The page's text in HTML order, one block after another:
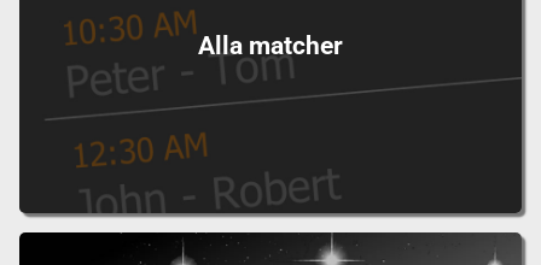
Alla matcher